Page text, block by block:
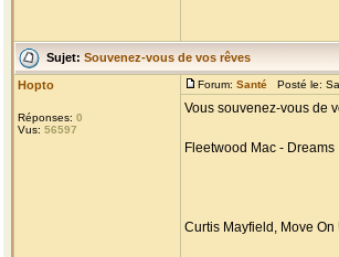
Sujet: Souvenez-vous de vos rêves
Hopto
Réponses: 0
Vus: 56597
Forum: Santé Posté le:
Vous souvenez-vous de
Fleetwood Mac - Dreams
Curtis Mayfield, Move